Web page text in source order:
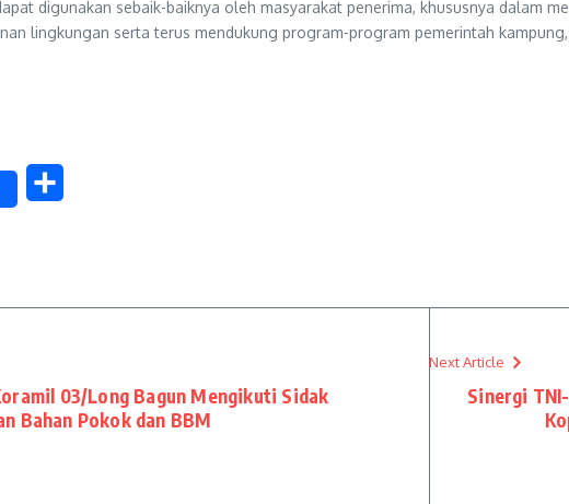
digunakan sebaik-baiknya oleh masyarakat penerima, khususnya dalam
lingkungan serta terus mendukung program-program pemerintah
03/Long Bagun Mengikuti Sidak
Bahan Pokok dan BBM
Next Article
Sinergi